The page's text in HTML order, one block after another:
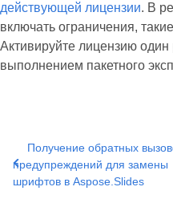
действующей лицензии. В
включать ограничения,
Активируйте лицензию один
выполнением пакетного
Получение обратных
предупреждений для замены
шрифтов в Aspose.Slides